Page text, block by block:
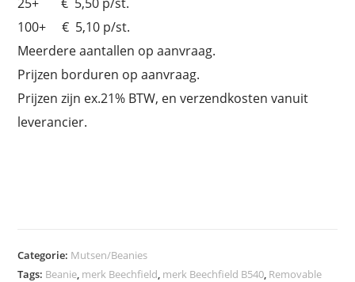
100+ € 5,10 p/st.
Meerdere aantallen op aanvraag.
Prijzen borduren op aanvraag.
Prijzen zijn ex.21% BTW, en verzendkosten vanuit
leverancier.
Categorie: Mutsen/Beanies
Tags: Beanie, merk Beechfield, merk Beechfield B540, Removable